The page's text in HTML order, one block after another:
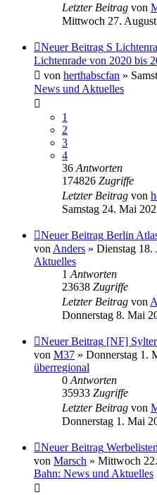
Letzter Beitrag von
Mittwoch 27.
Neuer Beitrag S
Lichtenrade von 2020 bis
von herthabscfan »
News und Aktuelles
1
2
3
4
36Antworten
174826 Zugriffe
Letzter Beitrag von
Samstag 24. Mai
Neuer Beitrag Berlin
vonAnders » Dienstag 18.
Aktuelles
1Antworten
23638 Zugriffe
Letzter Beitrag von
Donnerstag 8. Mai
Neuer Beitrag [NF]
von M37 » Donnerstag 1.
überregional
0Antworten
35933 Zugriffe
Letzter Beitrag von
Donnerstag 1. Mai
Neuer Beitrag
von Marsch » Mittwoch
Bahn: News und Aktuelles